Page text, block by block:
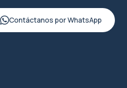
Contáctanos por WhatsApp